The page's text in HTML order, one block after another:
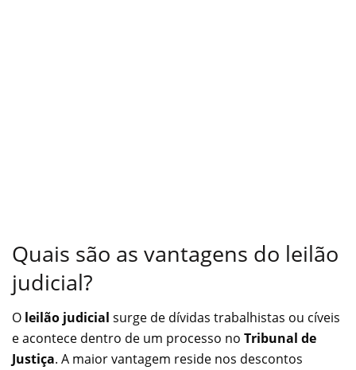
Quais são as vantagens do leilão
judicial?
O leilão judicial surge de dívidas trabalhistas ou cíveis
e acontece dentro de um processo no Tribunal de
Justiça. A maior vantagem reside nos descontos